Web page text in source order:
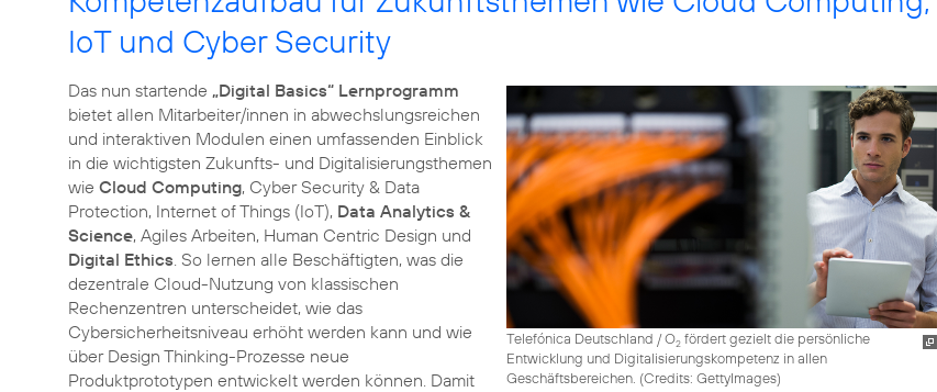
IoT und Cyber Security
Telefónica Deutschland / O2fördert gezielt die persönliche
Entwicklung und Digitalisierungskompetenz in allen
Geschäftsbereichen. (Credits: GettyImages)
Das nun startende „Digital Basics“ Lernprogramm
bietet allen Mitarbeiter/innen in abwechslungsreichen
und interaktiven Modulen einen umfassenden Einblick
in die wichtigsten Zukunfts- und Digitalisierungsthemen
wie Cloud Computing, Cyber Security & Data
Protection, Internet of Things (IoT), Data Analytics &
Science, Agiles Arbeiten, Human Centric Design und
Digital Ethics. So lernen alle Beschäftigten, was die
dezentrale Cloud-Nutzung von klassischen
Rechenzentren unterscheidet, wie das
Cybersicherheitsniveau erhöht werden kann und wie
über Design Thinking-Prozesse neue
Produktprototypen entwickelt werden können. Damit